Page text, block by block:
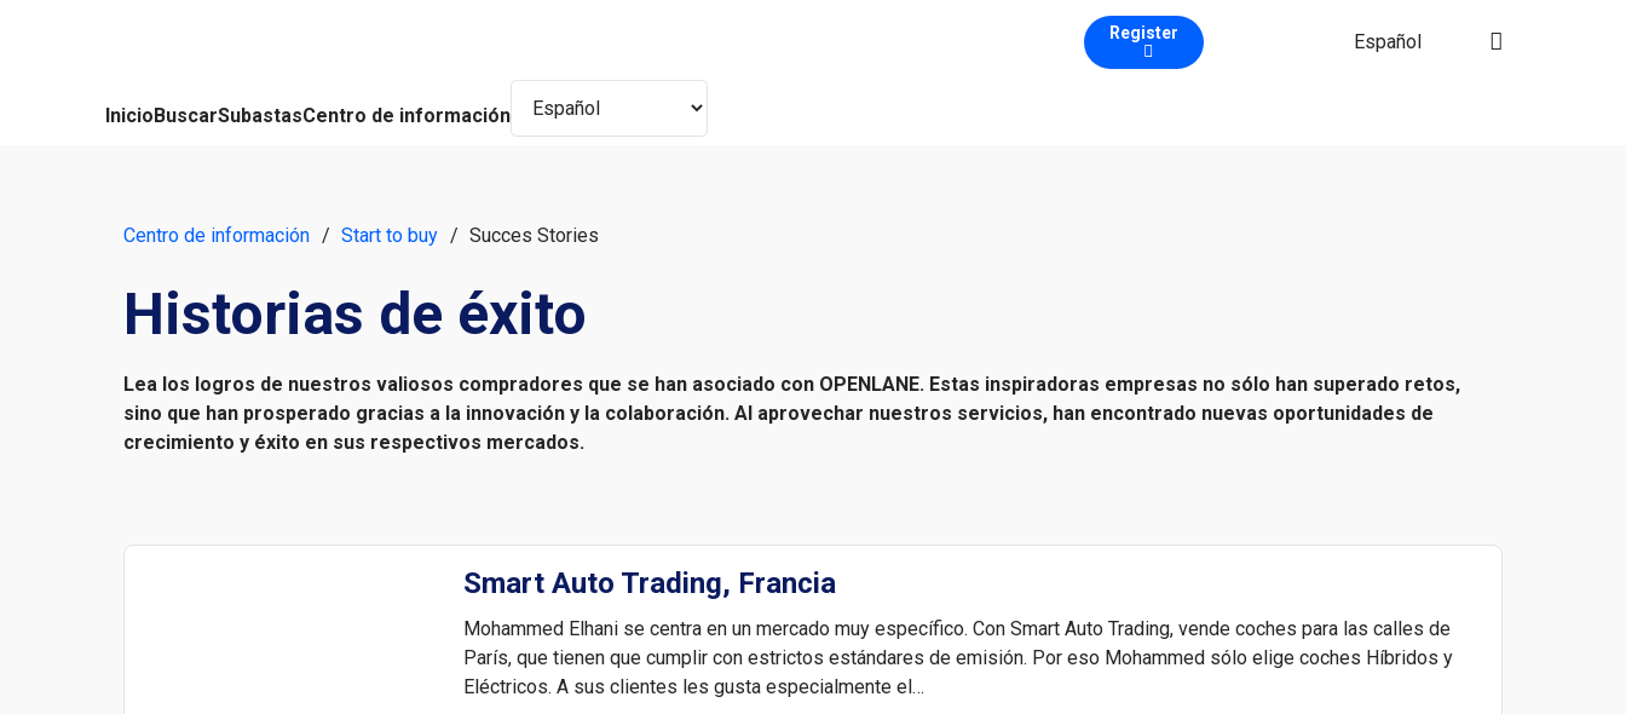
Register Español
InicioBuscarSubastasCentro de información
Centro de información / Start to buy / Succes Stories
Historias de éxito
Lea los logros de nuestros valiosos compradores que se han asociado con OPENLANE. Estas inspiradoras empresas no sólo han superado retos,
sino que han prosperado gracias a la innovación y la colaboración. Al aprovechar nuestros servicios, han encontrado nuevas oportunidades de
crecimiento y éxito en sus respectivos mercados.
Smart Auto Trading, Francia
Mohammed Elhani se centra en un mercado muy específico. Con Smart Auto Trading, vende coches para las calles de
París, que tienen que cumplir con estrictos estándares de emisión. Por eso Mohammed sólo elige coches Híbridos y
Eléctricos. A sus clientes les gusta especialmente el…